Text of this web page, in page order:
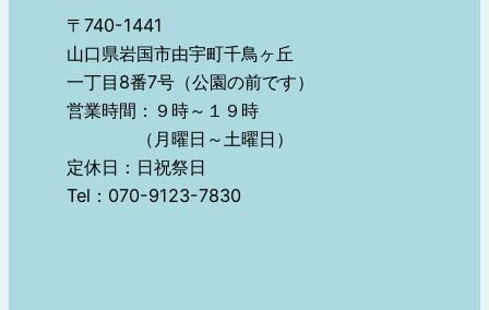
〒740-1441
山口県岩国市由宇町千鳥ヶ丘
一丁目8番7号（公園の前です）
営業時間：９時～１９時
（月曜日～土曜日）
定休日：日祝祭日
Tel：070-9123-7830